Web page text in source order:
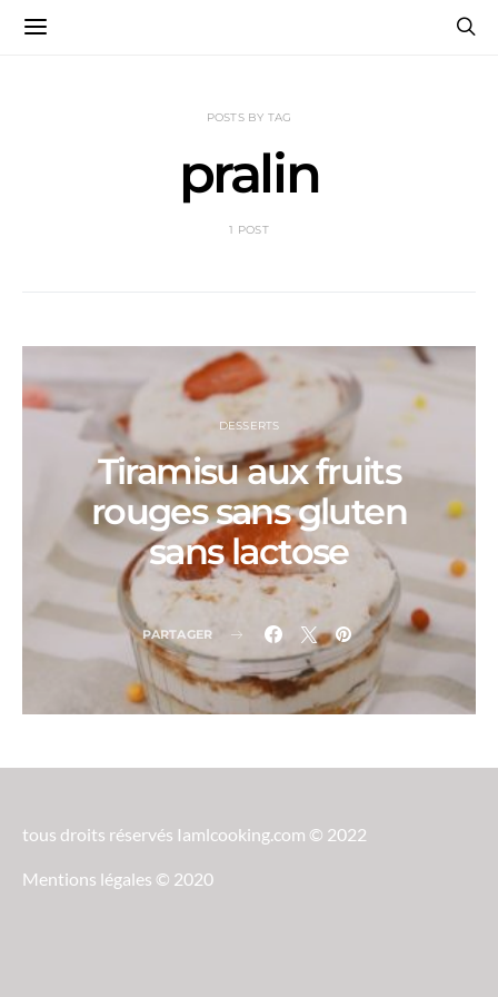
POSTS BY TAG
pralin
1 POST
DESSERTS
Tiramisu aux fruits
rouges sans gluten
sans lactose
PARTAGER
tous droits réservés Iamlcooking.com © 2022
Mentions légales © 2020